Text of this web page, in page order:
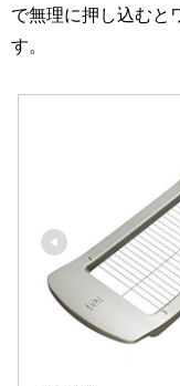
で無理に押し込むと
す。